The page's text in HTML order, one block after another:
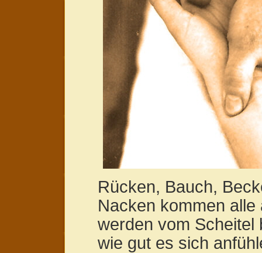
Rücken, Bauch,
Nacken kommen
werden vom Scheitel
wie gut es sich